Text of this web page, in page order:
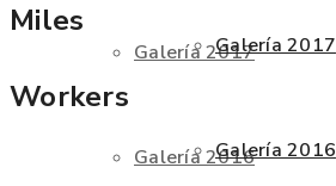
Galería 2017
Galería 2016
Galería 2017
Galería 2016
Miles
Workers